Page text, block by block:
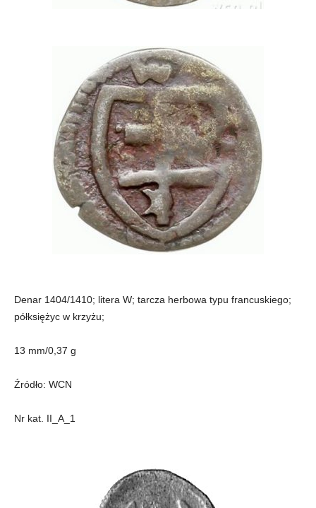
Denar 1404/1410; litera W; tarcza herbowa typu francuskiego;
półksiężyc w krzyżu;
13 mm/0,37 g
Źródło: WCN
Nr kat. II_A_1